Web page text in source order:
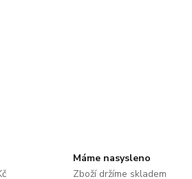
Máme nasysleno
Zboží držíme skladem